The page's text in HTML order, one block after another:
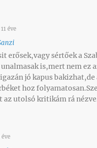
11 éve
erősek,vagy sértőek a
is,mert nem ez
jó kapus
hoz
az utolsó kritikám rá
éve